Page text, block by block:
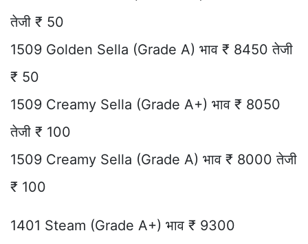
तेजी ₹ 50
1509 Golden Sella (Grade A) भाव ₹ 8450 तेजी
₹ 50
1509 Creamy Sella (Grade A+) भाव ₹ 8050
तेजी ₹ 100
1509 Creamy Sella (Grade A) भाव ₹ 8000 तेजी
₹ 100
1401 Steam (Grade A+) भाव ₹ 9300